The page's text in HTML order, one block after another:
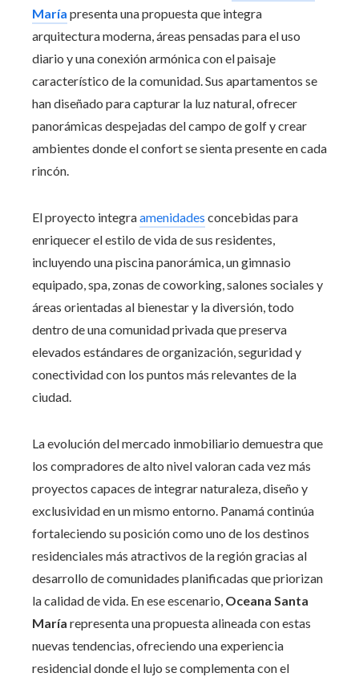
María presenta una propuesta que integra
arquitectura moderna, áreas pensadas para el uso
diario y una conexión armónica con el paisaje
característico de la comunidad. Sus apartamentos se
han diseñado para capturar la luz natural, ofrecer
panorámicas despejadas del campo de golf y crear
ambientes donde el confort se sienta presente en cada
rincón.
El proyecto integraamenidades concebidas para
enriquecer el estilo de vida de sus residentes,
incluyendo una piscina panorámica, un gimnasio
equipado, spa, zonas de coworking, salones sociales y
áreas orientadas al bienestar y la diversión, todo
dentro de una comunidad privada que preserva
elevados estándares de organización, seguridad y
conectividad con los puntos más relevantes de la
ciudad.
La evolución del mercado inmobiliario demuestra que
los compradores de alto nivel valoran cada vez más
proyectos capaces de integrar naturaleza, diseño y
exclusividad en un mismo entorno. Panamá continúa
fortaleciendo su posición como uno de los destinos
residenciales más atractivos de la región gracias al
desarrollo de comunidades planificadas que priorizan
la calidad de vida. En ese escenario, Oceana Santa
María representa una propuesta alineada con estas
nuevas tendencias, ofreciendo una experiencia
residencial donde el lujo se complementa con el